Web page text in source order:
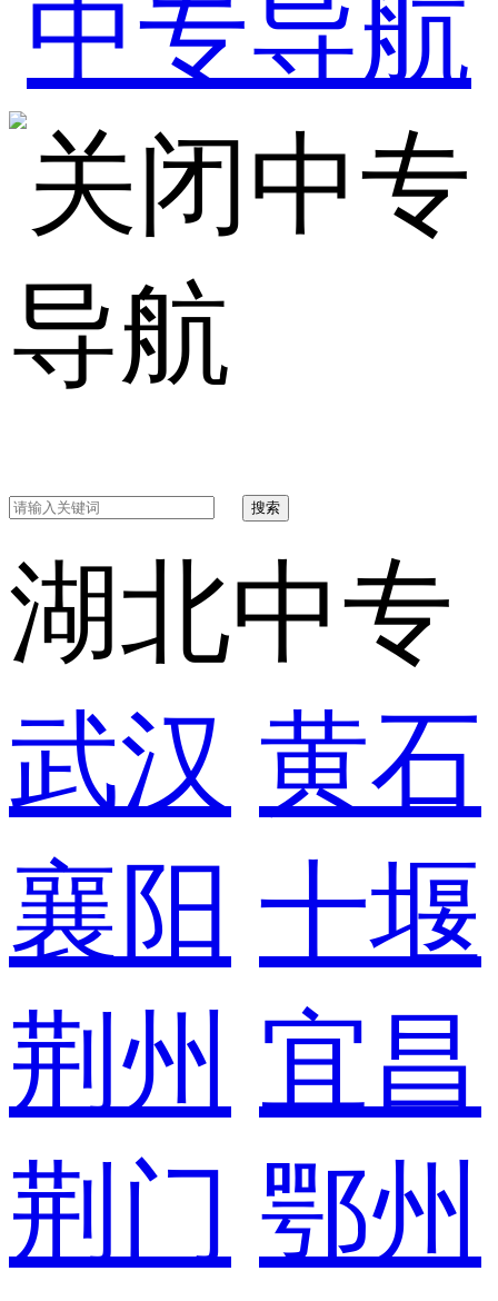
中专
导航
搜索
湖北中专
武汉 黄石
襄阳 十堰
荆州 宜昌
荆门 鄂州